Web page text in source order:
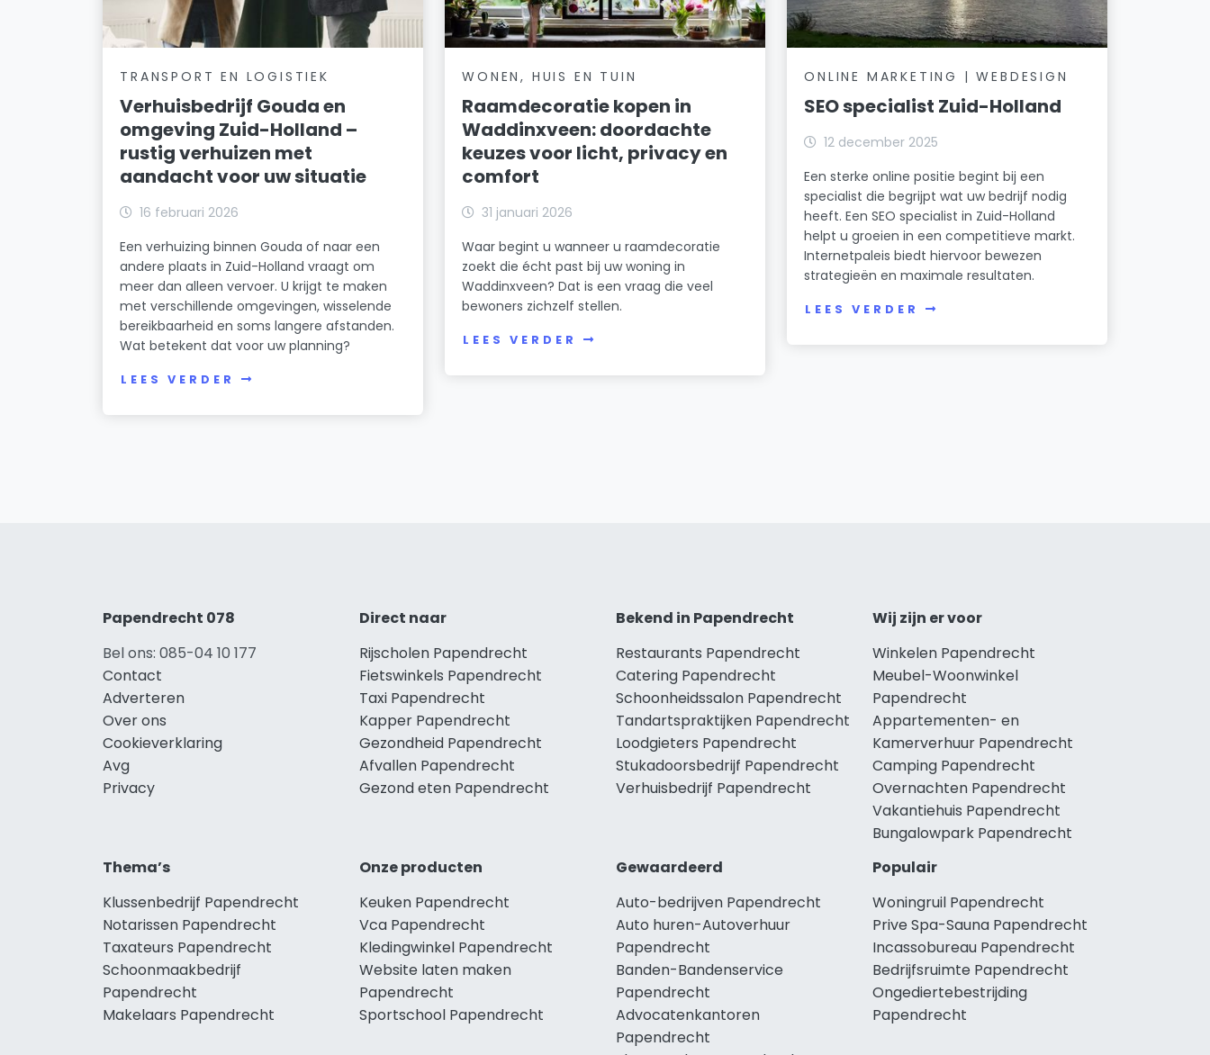
TRANSPORT EN LOGISTIEK
Verhuisbedrijf Gouda en
omgeving Zuid-Holland –
rustig verhuizen met
aandacht voor uw situatie
16 februari 2026
Een verhuizing binnen Gouda of naar een
andere plaats in Zuid-Holland vraagt om
meer dan alleen vervoer. U krijgt te maken
met verschillende omgevingen, wisselende
bereikbaarheid en soms langere afstanden.
Wat betekent dat voor uw planning?
LEES VERDER
WONEN, HUIS EN TUIN
Raamdecoratie kopen in
Waddinxveen: doordachte
keuzes voor licht, privacy en
comfort
31 januari 2026
Waar begint u wanneer u raamdecoratie
zoekt die écht past bij uw woning in
Waddinxveen? Dat is een vraag die veel
bewoners zichzelf stellen.
LEES VERDER
ONLINE MARKETING | WEBDESIGN
SEO specialist Zuid-Holland
12 december 2025
Een sterke online positie begint bij een
specialist die begrijpt wat uw bedrijf nodig
heeft. Een SEO specialist in Zuid-Holland
helpt u groeien in een competitieve markt.
Internetpaleis biedt hiervoor bewezen
strategieën en maximale resultaten.
LEES VERDER
Papendrecht 078
Bel ons: 085-04 10 177
Contact
Adverteren
Over ons
Cookieverklaring
Avg
Privacy
Direct naar
Rijscholen Papendrecht
Fietswinkels Papendrecht
Taxi Papendrecht
Kapper Papendrecht
Gezondheid Papendrecht
Afvallen Papendrecht
Gezond eten Papendrecht
Bekend in Papendrecht
Restaurants Papendrecht
Catering Papendrecht
Schoonheidssalon Papendrecht
Tandartspraktijken Papendrecht
Loodgieters Papendrecht
Stukadoorsbedrijf Papendrecht
Verhuisbedrijf Papendrecht
Wij zijn er voor
Winkelen Papendrecht
Meubel-Woonwinkel
Papendrecht
Appartementen- en
Kamerverhuur Papendrecht
Camping Papendrecht
Overnachten Papendrecht
Vakantiehuis Papendrecht
Bungalowpark Papendrecht
Thema’s
Klussenbedrijf Papendrecht
Notarissen Papendrecht
Taxateurs Papendrecht
Schoonmaakbedrijf
Papendrecht
Makelaars Papendrecht
Onze producten
Keuken Papendrecht
Vca Papendrecht
Kledingwinkel Papendrecht
Website laten maken
Papendrecht
Sportschool Papendrecht
Gewaardeerd
Auto-bedrijven Papendrecht
Auto huren-Autoverhuur
Papendrecht
Banden-Bandenservice
Papendrecht
Advocatenkantoren
Papendrecht
Populair
Woningruil Papendrecht
Prive Spa-Sauna Papendrecht
Incassobureau Papendrecht
Bedrijfsruimte Papendrecht
Ongediertebestrijding
Papendrecht